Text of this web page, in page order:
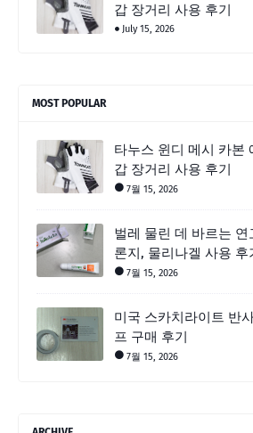
갑 장거리 사용 후기
July 15, 2026
MOST POPULAR
타누스 윈디 메시 카본
갑 장거리 사용 후기
7월 15, 2026
벌레 물린 데 바르는
론지, 물리나겔 사용 후
7월 15, 2026
미국 스카치라이트 반
프 구매 후기
7월 15, 2026